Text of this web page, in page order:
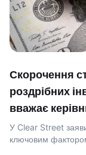
Скорочення
роздрібних
вважає
У Clear Street
ключовим